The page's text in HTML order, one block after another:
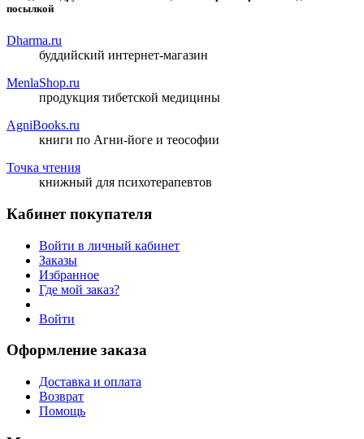
посылкой
Dharma.ru
буддийский интернет-магазин
MenlaShop.ru
продукция тибетской медицины
AgniBooks.ru
книги по Агни-йоге и теософии
Точка чтения
книжный для психотерапевтов
Кабинет покупателя
Войти в личный кабинет
Заказы
Избранное
Где мой заказ?
Войти
Оформление заказа
Доставка и оплата
Возврат
Помощь